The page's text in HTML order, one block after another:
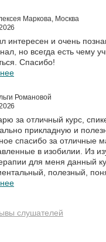
Маркова, Москва
интересен и очень
но всегда есть чему
Спасибо!
Романовой
за отличный курс,
прикладную и
спасибо за отличные
в изобилии. Из
для меня данный
полезный,
слушателей